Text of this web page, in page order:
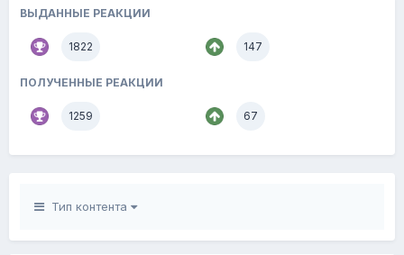
ВЫДАННЫЕ РЕАКЦИИ
1822 147
ПОЛУЧЕННЫЕ РЕАКЦИИ
1259 67
Тип контента